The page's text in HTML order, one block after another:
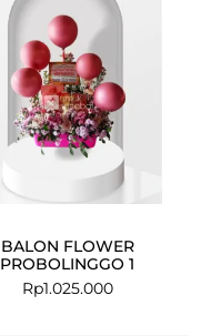
BALON FLOWER
PROBOLINGGO 1
Rp1.025.000